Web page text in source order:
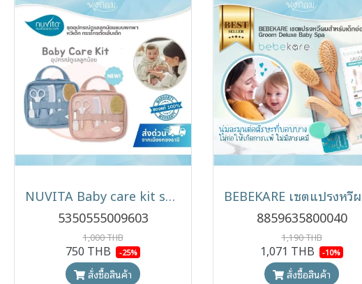
NUVITA Baby care kit set ชุดอุปกรณ์ดูแลเด็กแรกเกิดแบบพกพา
5350555009603
1,000 THB
750 THB -25%
สั่งซื้อสินค้า
8859635800040
1,190 THB
1,071 THB -10%
สั่งซื้อสินค้า